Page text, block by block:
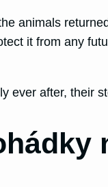
animals
it from any
ever after, their